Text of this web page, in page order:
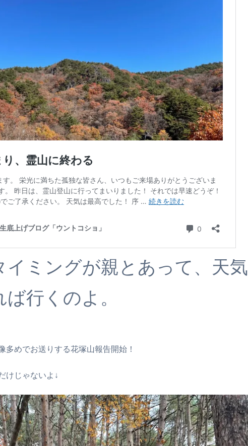
イミングが親とあって、天気
行くのよ。
多めでお送りする花塚山報告開始！
けじゃないよ↓